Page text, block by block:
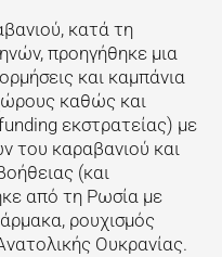
κατά τη
προηγήθηκε μια
και καμπάνια
καθώς και
εκστρατείας) με
του καραβανιού και
(και
από τη Ρωσία με
ρουχισμός
Ουκρανίας.